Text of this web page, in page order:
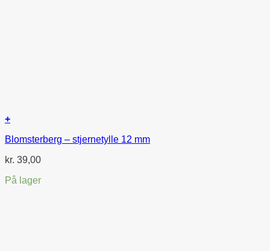
+
Blomsterberg – stjernetylle 12 mm
kr. 39,00
På lager